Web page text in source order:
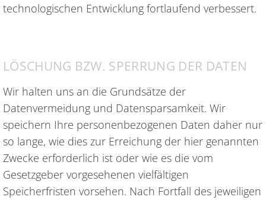
technologischen Entwicklung fortlaufend verbessert.
LÖSCHUNG BZW. SPERRUNG DER DATEN
Wir halten uns an die Grundsätze der
Datenvermeidung und Datensparsamkeit. Wir
speichern Ihre personenbezogenen Daten daher nur
so lange, wie dies zur Erreichung der hier genannten
Zwecke erforderlich ist oder wie es die vom
Gesetzgeber vorgesehenen vielfältigen
Speicherfristen vorsehen. Nach Fortfall des jeweiligen